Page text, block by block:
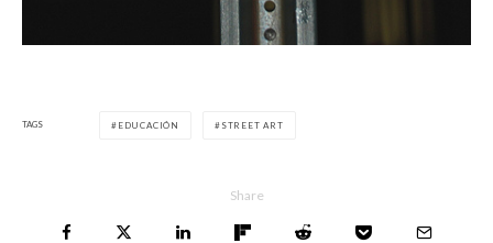
TAGS EDUCACIÓN STREET ART
Share